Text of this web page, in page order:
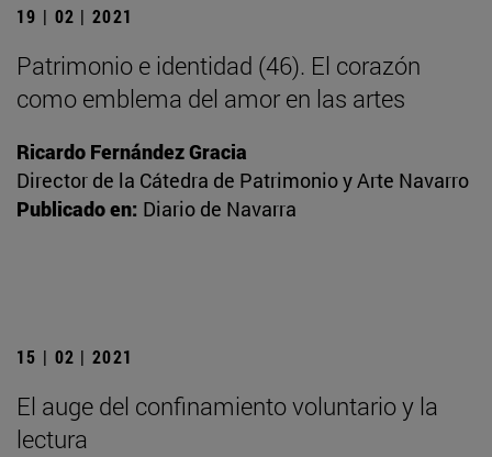
19 | 02 | 2021
Patrimonio e identidad (46). El corazón
como emblema del amor en las artes
Ricardo Fernández Gracia
Director de la Cátedra de Patrimonio y Arte Navarro
Publicado en: Diario de Navarra
15 | 02 | 2021
El auge del confinamiento voluntario y la
lectura